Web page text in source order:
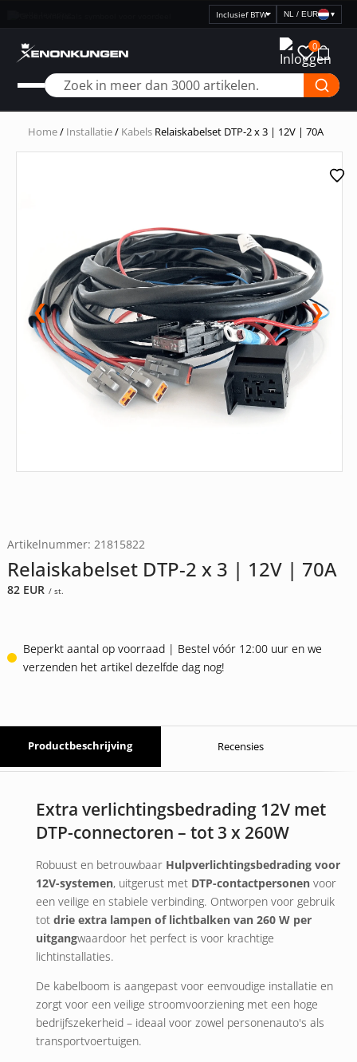
Selecteer
prijsweergave
NL / EUR ▾
0
Home/ Installatie/ Kabels Relaiskabelset DTP-2 x 3 | 12V | 70A
❮ ❯
Artikelnummer: 21815822
Relaiskabelset DTP-2 x 3 | 12V | 70A
82 EUR / st.
Beperkt aantal op voorraad | Bestel vóór 12:00 uur en we
verzenden het artikel dezelfde dag nog!
Productbeschrijving Recensies
Extra verlichtingsbedrading 12V met
DTP-connectoren – tot 3 x 260W
Robuust en betrouwbaar Hulpverlichtingsbedrading voor
12V-systemen, uitgerust met DTP-contactpersonenvoor
een veilige en stabiele verbinding. Ontworpen voor gebruik
tot drie extra lampen of lichtbalken van 260 W per
uitgangwaardoor het perfect is voor krachtige
lichtinstallaties.
De kabelboom is aangepast voor eenvoudige installatie en
zorgt voor een veilige stroomvoorziening met een hoge
bedrijfszekerheid – ideaal voor zowel personenauto's als
transportvoertuigen.